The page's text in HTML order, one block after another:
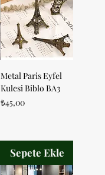
Metal Paris Eyfel
Kulesi Biblo BA3
Fiyat
₺45,00
Sepete Ekle